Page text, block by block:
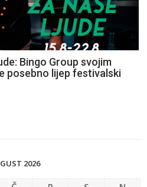
Bingo Group svojim
posebno lijep festivalski
2026